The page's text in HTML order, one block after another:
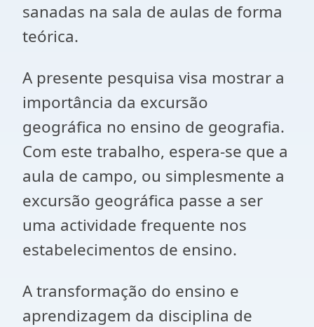
sanadas na sala de aulas de forma
teórica.
A presente pesquisa visa mostrar a
importância da excursão
geográfica no ensino de geografia.
Com este trabalho, espera-se que a
aula de campo, ou simplesmente a
excursão geográfica passe a ser
uma actividade frequente nos
estabelecimentos de ensino.
A transformação do ensino e
aprendizagem da disciplina de